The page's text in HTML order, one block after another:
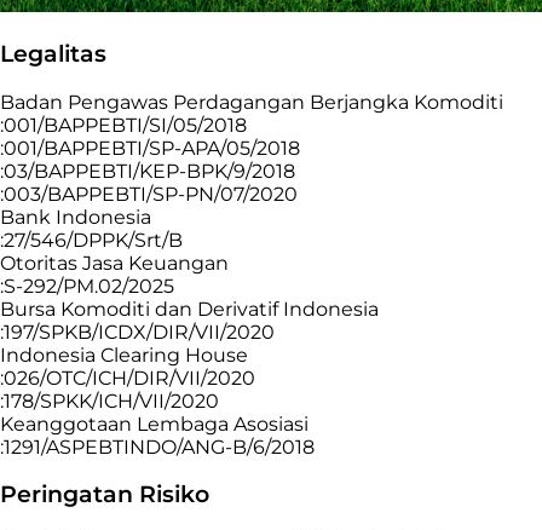
Legalitas
Badan Pengawas Perdagangan Berjangka Komoditi
:001/BAPPEBTI/SI/05/2018
:001/BAPPEBTI/SP-APA/05/2018
:03/BAPPEBTI/KEP-BPK/9/2018
:003/BAPPEBTI/SP-PN/07/2020
Bank Indonesia
:27/546/DPPK/Srt/B
Otoritas Jasa Keuangan
:S-292/PM.02/2025
Bursa Komoditi dan Derivatif Indonesia
:197/SPKB/ICDX/DIR/VII/2020
Indonesia Clearing House
:026/OTC/ICH/DIR/VII/2020
:178/SPKK/ICH/VII/2020
Keanggotaan Lembaga Asosiasi
:1291/ASPEBTINDO/ANG-B/6/2018
Peringatan Risiko